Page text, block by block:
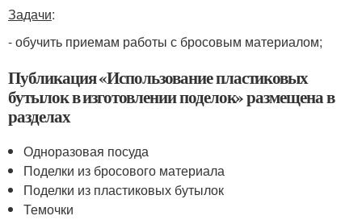
Задачи:
- обучить приемам работы с бросовым материалом;
Публикация «Использование пластиковых
бутылок в изготовлении поделок» размещена в
разделах
Одноразовая посуда
Поделки из бросового материала
Поделки из пластиковых бутылок
Темочки